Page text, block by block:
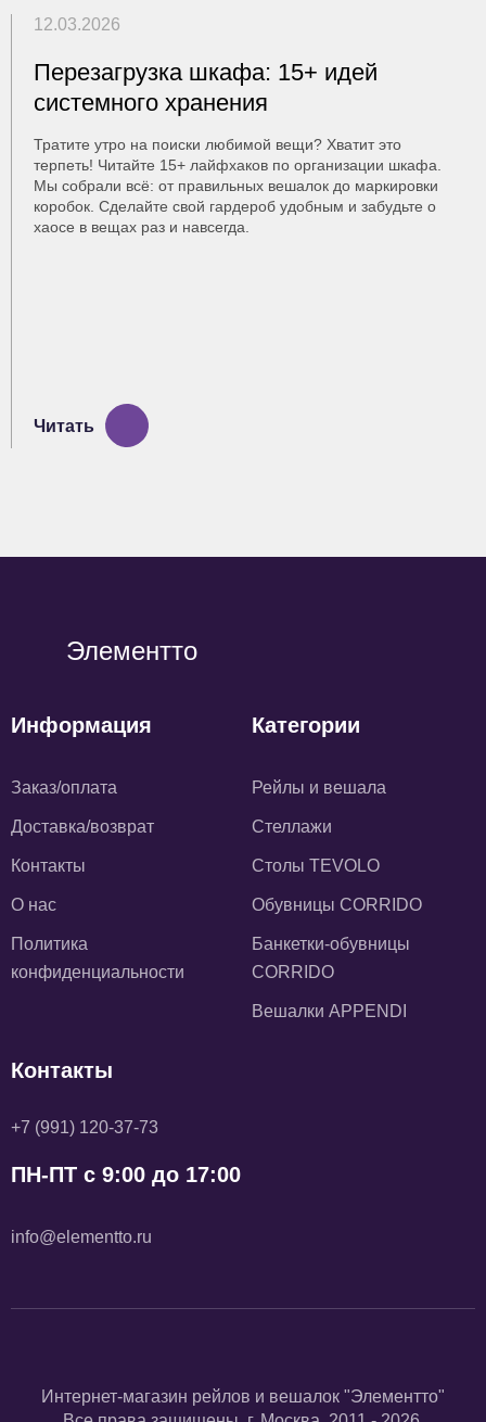
12.03.2026
Перезагрузка шкафа: 15+ идей
системного хранения
Тратите утро на поиски любимой вещи? Хватит это
терпеть! Читайте 15+ лайфхаков по организации шкафа.
Мы собрали всё: от правильных вешалок до маркировки
коробок. Сделайте свой гардероб удобным и забудьте о
хаосе в вещах раз и навсегда.
Читать
Элементто
Информация
Заказ/оплата
Доставка/возврат
Контакты
О нас
Политика
конфиденциальности
Категории
Рейлы и вешала
Стеллажи
Столы TEVOLO
Обувницы CORRIDO
Банкетки-обувницы
CORRIDO
Вешалки APPENDI
Контакты
+7 (991) 120-37-73
ПН-ПТ с 9:00 до 17:00
info@elementto.ru
Интернет-магазин рейлов и вешалок "Элементто"